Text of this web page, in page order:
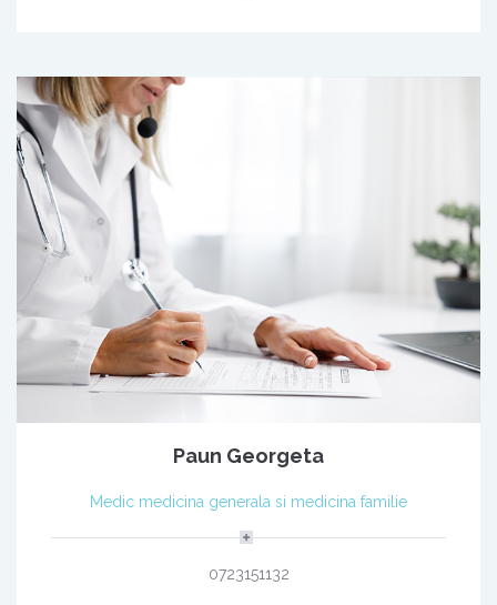
Paun Georgeta
Medic medicina generala si medicina familie
0723151132